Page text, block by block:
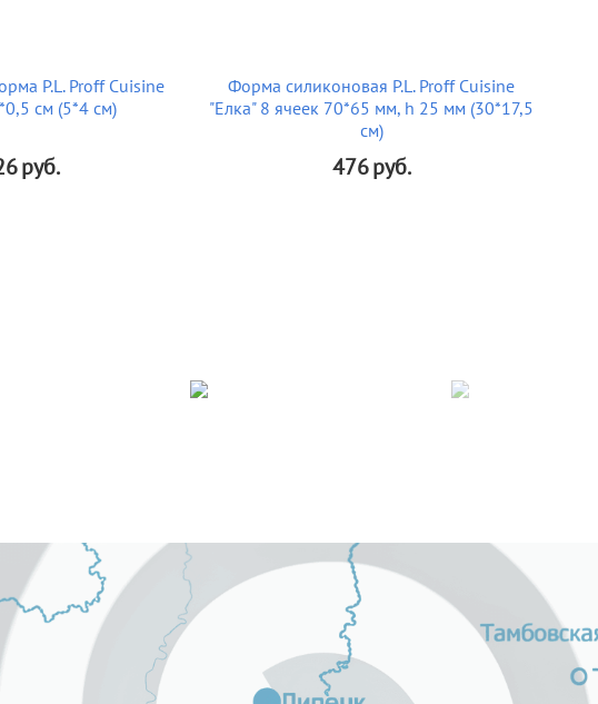
P.L. Proff Cuisine
см (5*4 см)
руб.
Форма силиконовая P.L. Proff Cuisine
"Елка" 8 ячеек 70*65 мм, h 25 мм (30*17,5
см)
476руб.